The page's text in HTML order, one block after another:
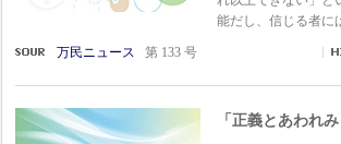
能だし、信じる者に
万民ニュース 第 133 号
「正義とあわれ